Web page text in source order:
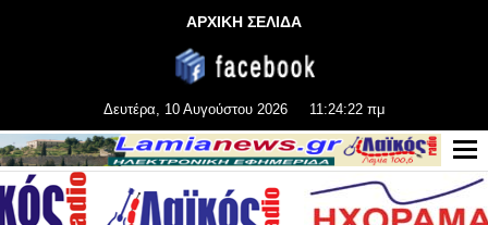
ΑΡΧΙΚΗ ΣΕΛΙΔΑ
Δευτέρα, 10 Αυγούστου 2026 11:24:23 πμ